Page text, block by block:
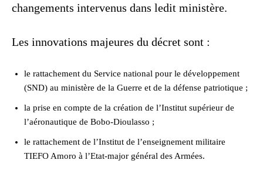
changements intervenus dans ledit ministère.
Les innovations majeures du décret sont :
le rattachement du Service national pour le développement
(SND) au ministère de la Guerre et de la défense patriotique ;
la prise en compte de la création de l’Institut supérieur de
l’aéronautique de Bobo-Dioulasso ;
le rattachement de l’Institut de l’enseignement militaire
TIEFO Amoro à l’Etat-major général des Armées.